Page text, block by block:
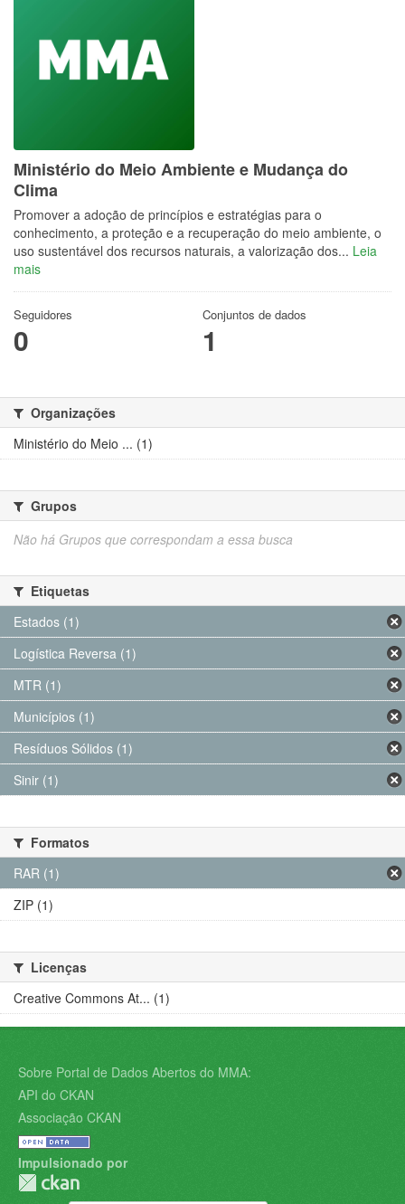
Ministério do Meio Ambiente e Mudança do
Clima
Promover a adoção de princípios e estratégias para o
conhecimento, a proteção e a recuperação do meio ambiente, o
uso sustentável dos recursos naturais, a valorização dos... Leia
mais
Seguidores
0
Conjuntos de dados
1
Organizações
Ministério do Meio ... (1)
Grupos
Não há Grupos que correspondam a essa busca
Etiquetas
Estados (1)
Logística Reversa (1)
MTR (1)
Municípios (1)
Resíduos Sólidos (1)
Sinir (1)
Formatos
RAR (1)
ZIP (1)
Licenças
Creative Commons At... (1)
Sobre Portal de Dados Abertos do MMA:
API do CKAN
Associação CKAN
Impulsionado por